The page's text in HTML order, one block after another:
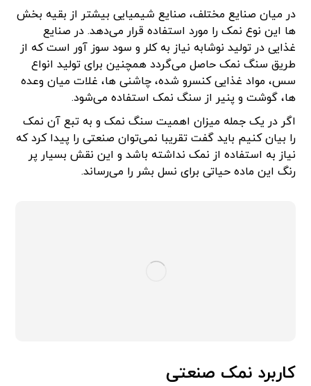
در میان صنایع مختلف، صنایع شیمیایی بیشتر از بقیه بخش
ها این نوع نمک را مورد استفاده قرار می‌دهد. در صنایع
غذایی در تولید نوشابه نیاز به کلر و سود سوز آور است که از
طریق سنگ نمک حاصل می‌گردد همچنین برای تولید انواع
سس، مواد غذایی کنسرو شده، چاشنی ها، غلات میان وعده
ها، گوشت و پنیر از سنگ نمک استفاده می‌شود.
اگر در یک جمله میزان اهمیت سنگ نمک و به تبع آن نمک
را بیان کنیم باید گفت تقریبا نمی‌توان صنعتی را پیدا کرد که
نیاز به استفاده از نمک نداشته باشد و این نقش بسیار پر
رنگ این ماده حیاتی برای نسل بشر را می‌رساند.
کاربرد نمک صنعتی